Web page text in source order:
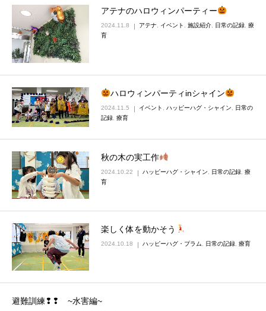
アテナのハロウィンパーティー
2024.11.8 アテナ イベント 施設紹介 日常の記録 療
育
ハロウィンパーティinシャイン
2024.11.5 イベント ハッピーハグ・シャイン
日常の
記録 療育
秋の木の実工作
2024.10.22 ハッピーハグ・シャイン 日常の記録 療
育
楽しく体を動かそう
2024.10.18 ハッピーハグ・プラム 日常の記録 療育
避難訓練❢❢ ~水害編~